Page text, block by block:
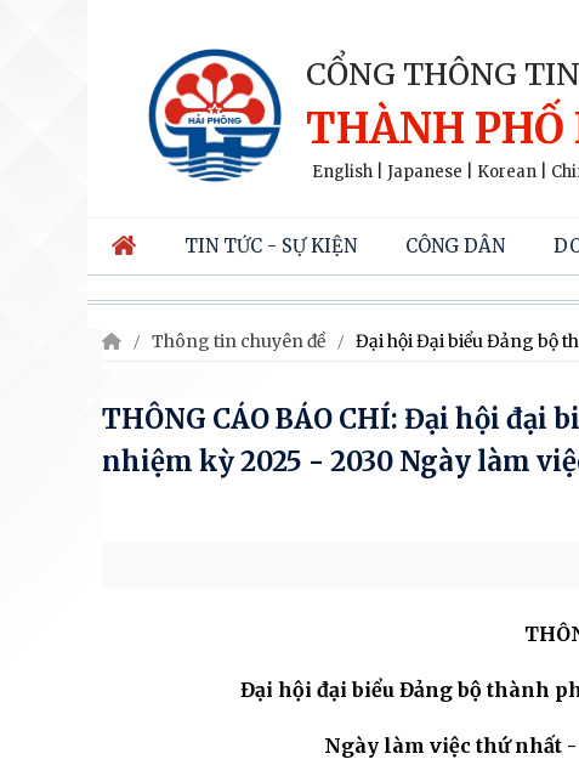
CỔNG THÔNG
THÀNH PHỐ
English Japanese Korean
TIN TỨC - SỰ KIỆN CÔNG DÂN
Thông tin chuyên đề Đại hội Đại biểu Đảng bộ
THÔNG CÁO BÁO CHÍ: Đại hội
nhiệm kỳ 2025 - 2030 Ngày làm
Đại hội đại biểu Đảng bộ thành
Ngày làm việc thứ nhất